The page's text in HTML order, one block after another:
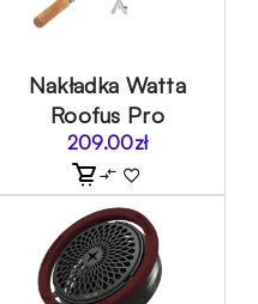
Nakładka Watta
Roofus Pro
209.00zł